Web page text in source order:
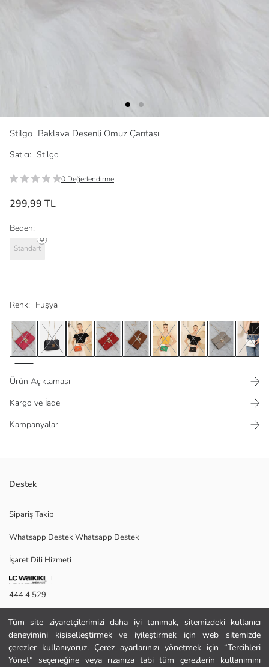
Tüm site ziyaretçilerimizi daha iyi tanımak, sitemizdeki kullanıcı
deneyimini kişiselleştirmek ve iyileştirmek için web sitemizde
çerezler kullanıyoruz. Çerez ayarlarınızı yönetmek için “Tercihleri
Yönet” seçeneğine veya rızanıza tabi tüm çerezlerin kullanımını
Stilgo Baklava Desenli Omuz Çantası
Satıcı: Stilgo
0 Değerlendirme
299,99 TL
Renk: Fuşya
Beden:
Standart
Ürün Açıklaması
Kargo ve İade
Kampanyalar
zincir omuz askısı bulunmaktadır. ;Kullanım şekli:Omuzda kullanılabilir.
detayı:Fermuarlı kapatma özelliğine sahiptir. ;Malzeme:Kumaş
Satıcı:
Marka:
Cinsiyet:
Kumaş:
Desen:
Stil:
Destek
Sipariş Takip
Whatsapp Destek Whatsapp Destek
İşaret Dili Hizmeti
444 4 529
İletişim Formu
444 4 529